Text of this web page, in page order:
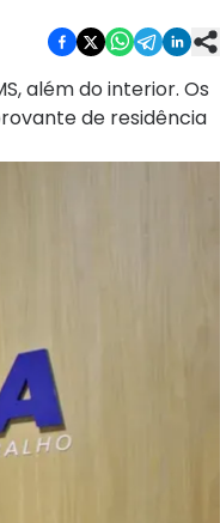
além do interior. Os
de residência